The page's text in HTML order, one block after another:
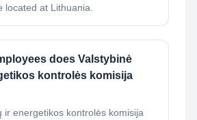
located at Lithuania.
does Valstybinė
kontrolės komisija
ir energetikos kontrolės komisija